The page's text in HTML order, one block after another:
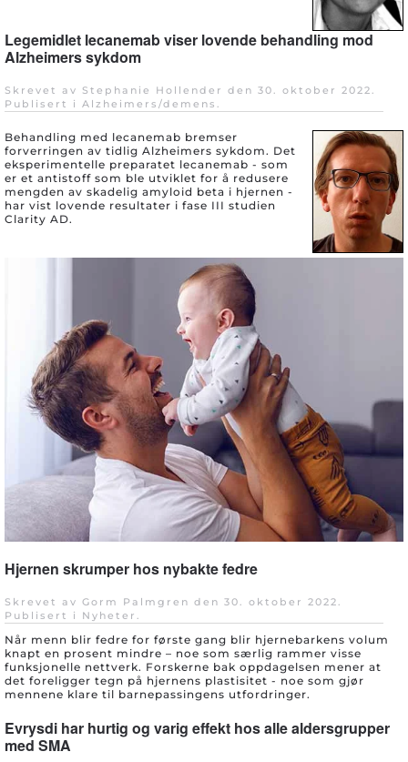
Legemidlet lecanemab viser lovende behandling mod
Alzheimers sykdom
Skrevet av Stephanie Hollender den 30. oktober 2022.
Publisert i Alzheimers/demens .
Behandling med lecanemab bremser
forverringen av tidlig Alzheimers sykdom. Det
eksperimentelle preparatet lecanemab - som
er et antistoff som ble utviklet for å redusere
mengden av skadelig amyloid beta i hjernen -
har vist lovende resultater i fase III studien
Clarity AD.
Hjernen skrumper hos nybakte fedre
Skrevet av Gorm Palmgren den 30. oktober 2022
Publisert i Nyheter
Når menn blir fedre for første gang blir hjernebarkens volum
knapt en prosent mindre – noe som særlig rammer visse
funksjonelle nettverk. Forskerne bak oppdagelsen mener at
det foreligger tegn på hjernens plastisitet - noe som gjør
mennene klare til barnepassingens utfordringer.
Evrysdi har hurtig og varig effekt hos alle aldersgrupper
med SMA